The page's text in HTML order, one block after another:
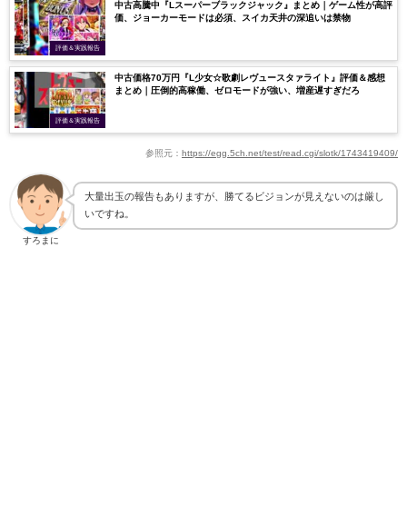
評価＆実践報告
中古高騰中『Lスーパーブラックジャック』まとめ｜ゲーム性が高評
価、ジョーカーモードは必須、スイカ天井の深追いは禁物
評価＆実践報告
中古価格70万円『L少女☆歌劇レヴュースタァライト』評価＆感想
まとめ｜圧倒的高稼働、ゼロモードが強い、増産遅すぎだろ
参照元： https://egg.5ch.net/test/read.cgi/slotk/1743419409/
すろまに
大量出玉の報告もありますが、勝てるビジョンが見えないのは厳し
いですね。